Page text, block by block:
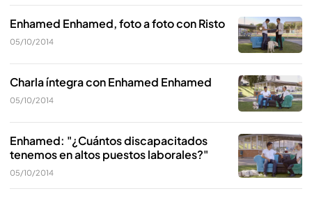
Enhamed Enhamed, foto a foto con Risto
05/10/2014
Charla íntegra con Enhamed Enhamed
05/10/2014
Enhamed: "¿Cuántos discapacitados
tenemos en altos puestos laborales?"
05/10/2014